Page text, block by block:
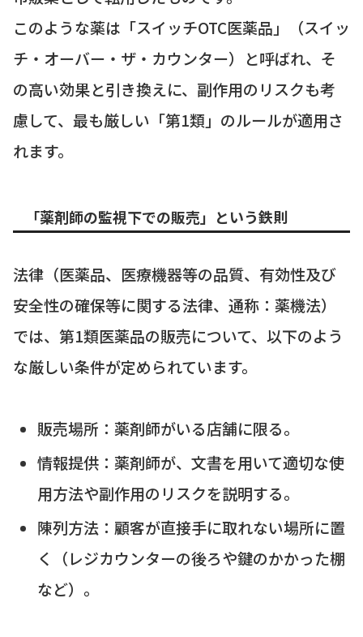
このような薬は「スイッチOTC医薬品」（スイッ
チ・オーバー・ザ・カウンター）と呼ばれ、そ
の高い効果と引き換えに、副作用のリスクも考
慮して、最も厳しい「第1類」のルールが適用さ
れます。
「薬剤師の監視下での販売」という鉄則
法律（医薬品、医療機器等の品質、有効性及び
安全性の確保等に関する法律、通称：薬機法）
では、第1類医薬品の販売について、以下のよう
な厳しい条件が定められています。
販売場所：薬剤師がいる店舗に限る。
情報提供：薬剤師が、文書を用いて適切な使
用方法や副作用のリスクを説明する。
陳列方法：顧客が直接手に取れない場所に置
く（レジカウンターの後ろや鍵のかかった棚
など）。